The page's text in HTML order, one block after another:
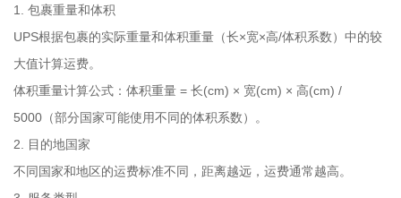
1. 包裹重量和体积
UPS根据包裹的实际重量和体积重量（长×宽×高/体积系数）中的较
大值计算运费。
体积重量计算公式：体积重量 = 长(cm) × 宽(cm) × 高(cm) /
5000（部分国家可能使用不同的体积系数）。
2. 目的地国家
不同国家和地区的运费标准不同，距离越远，运费通常越高。